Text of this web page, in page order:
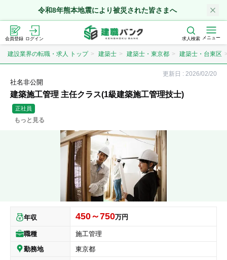
令和8年熊本地震により被災された皆さまへ
会員登録 ログイン 求人検索 メニュー
建設業界の転職・求人 トップ 建築士 建築士・東京都 建築士・台東区
更新日 : 2026/02/20
社名非公開
建築施工管理 主任クラス(1級建築施工管理技士)
正社員
もっと見る
年収 450～750万円
職種
施工管理
勤務地
東京都